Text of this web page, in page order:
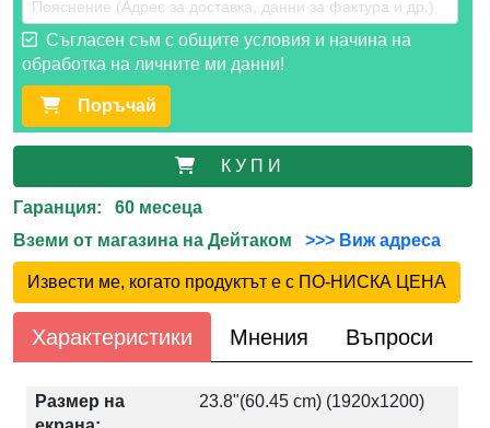
Съгласен съм с общите условия и начина на
обработка на личните ми данни!
Поръчай
К У П И
Гаранция: 60 месеца
Вземи от магазина на Дейтаком
>>> Виж адреса
Извести ме, когато продуктът е с ПО-НИСКА ЦЕНА
Характеристики Мнения Въпроси
Размер на
23.8"(60.45 cm) (1920x1200)